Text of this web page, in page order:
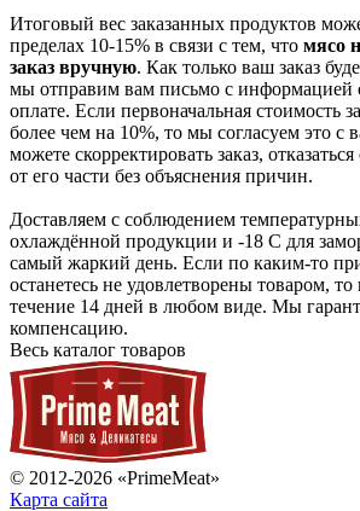
Итоговый вес заказанных продуктов
пределах 10-15% в связи с тем, что мясо
заказ вручную. Как только ваш заказ
мы отправим вам письмо с информацией
оплате. Если первоначальная стоимость
более чем на 10%, то мы согласуем это с
можете скорректировать заказ,
от его части без объяснения причин.
Доставляем с соблюдением
охлаждённой продукции и -18 С для
самый жаркий день. Если по каким-то
останетесь не удовлетворены товаром, то
течение 14 дней в любом виде. Мы
компенсацию.
Весь каталог товаров
© 2012-2026 «PrimeMeat»
Карта сайта